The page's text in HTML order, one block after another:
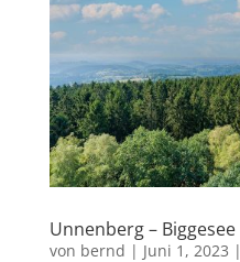
Unnenberg – Biggesee
von bernd | Juni 1, 2023 |